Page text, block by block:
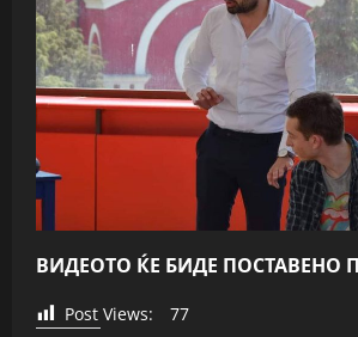
ВИДЕОТО ЌЕ БИДЕ ПОСТАВЕНО
Post Views: 77